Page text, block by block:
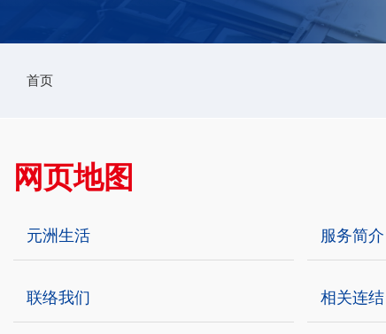
包
首页
网页地图
元洲生活 服务简介
联络我们 相关连结